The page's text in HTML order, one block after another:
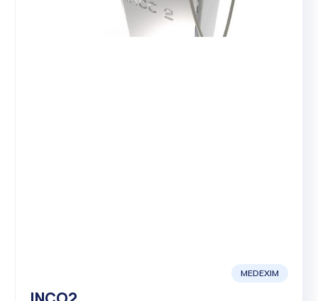
MEDEXIM